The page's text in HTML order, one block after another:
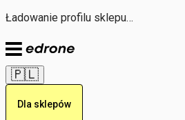
Ładowanie profilu sklepu…
🇵🇱
Dla sklepów